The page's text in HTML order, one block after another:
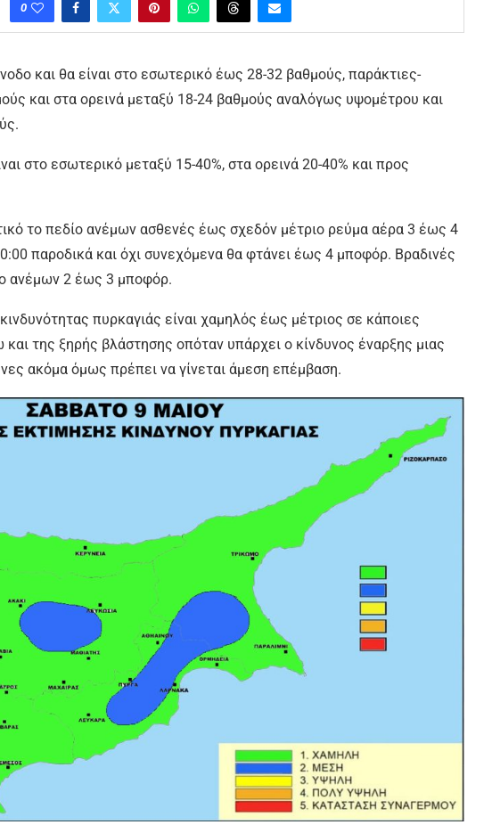
0
και θα είναι στο εσωτερικό έως 28-32 βαθμούς, παράκτιες-
και στα ορεινά μεταξύ 18-24 βαθμούς αναλόγως υψομέτρου και
στο εσωτερικό μεταξύ 15-40%, στα ορεινά 20-40% και προς
το πεδίο ανέμων ασθενές έως σχεδόν μέτριο ρεύμα αέρα 3 έως 4
παροδικά και όχι συνεχόμενα θα φτάνει έως 4 μποφόρ. Βραδινές
ανέμων 2 έως 3 μποφόρ.
πυρκαγιάς είναι χαμηλός έως μέτριος σε κάποιες
της ξηρής βλάστησης οπόταν υπάρχει ο κίνδυνος έναρξης μιας
ακόμα όμως πρέπει να γίνεται άμεση επέμβαση.